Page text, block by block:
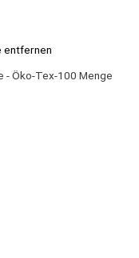
entfernen
- Öko-Tex-100 Menge